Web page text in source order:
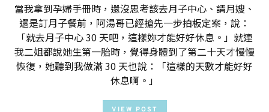
當我拿到孕婦手冊時，還沒思考該去月子中心、請月嫂、
還是訂月子餐前，阿湯哥已經搶先一步拍板定案，說：
「就去月子中心 30 天吧，這樣妳才能好好休息。」就連
我二姐都說她生第一胎時，覺得身體到了第二十天才慢慢
恢復，她聽到我做滿 30 天也說：「這樣的天數才能好好
休息啊。」
VIEW POST